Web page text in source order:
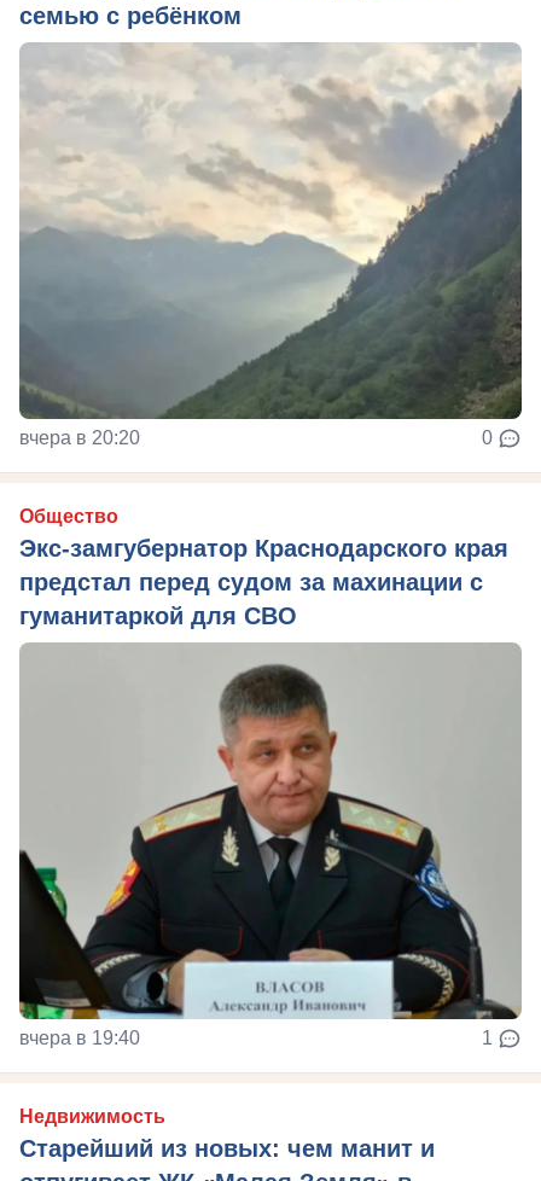
семью с ребёнком
вчера в 20:20 0
Общество
Экс-замгубернатор Краснодарского края
предстал перед судом за махинации с
гуманитаркой для СВО
вчера в 19:40 1
Недвижимость
Старейший из новых: чем манит и